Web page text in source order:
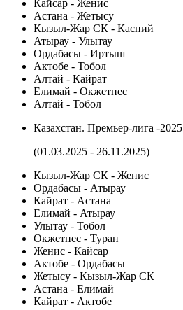
Кайсар - Женис
Астана - Жетысу
Кызыл-Жар СК - Каспий
Атырау - Улытау
Ордабасы - Иртыш
Актобе - Тобол
Алтай - Кайрат
Елимай - Окжетпес
Алтай - Тобол
Казахстан. Премьер-лига -2025
(01.03.2025 - 26.11.2025)
Кызыл-Жар СК - Женис
Ордабасы - Атырау
Кайрат - Астана
Елимай - Атырау
Улытау - Тобол
Окжетпес - Туран
Женис - Кайсар
Актобе - Ордабасы
Жетысу - Кызыл-Жар СК
Астана - Елимай
Кайрат - Актобе